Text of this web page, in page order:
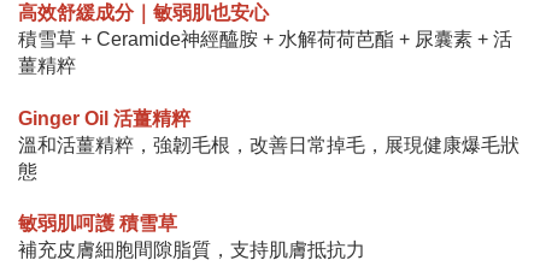
高效舒緩成分｜敏弱肌也安心
積雪草 + Ceramide神經醯胺 + 水解荷荷芭酯 + 尿囊素 + 活
薑精粹
Ginger Oil 活薑精粹
溫和活薑精粹，強韌毛根，改善日常掉毛，展現健康爆毛狀
態
敏弱肌呵護 積雪草
補充皮膚細胞間隙脂質，支持肌膚抵抗力